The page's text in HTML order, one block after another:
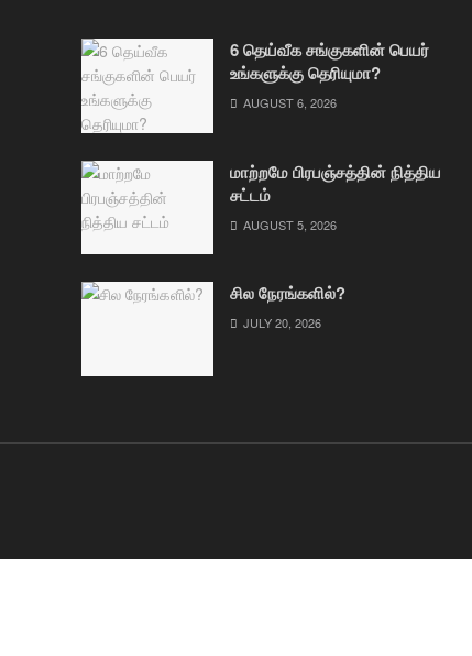
6 தெய்வீக சங்குகளின் பெயர்
உங்களுக்கு தெரியுமா?
AUGUST 6, 2026
மாற்றமே பிரபஞ்சத்தின் நித்திய
சட்டம்
AUGUST 5, 2026
சில நேரங்களில்?
JULY 20, 2026